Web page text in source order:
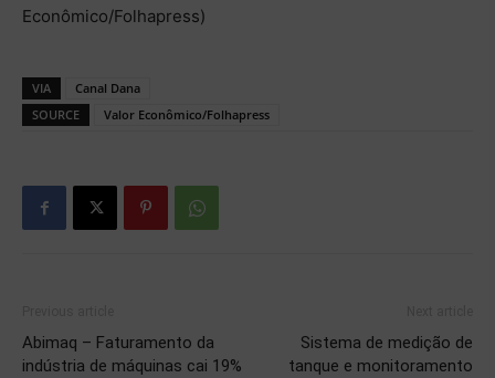
Econômico/Folhapress)
VIA
Canal Dana
SOURCE
Valor Econômico/Folhapress
Abimaq – Faturamento da
indústria de máquinas cai 19%
Sistema de medição de
tanque e monitoramento